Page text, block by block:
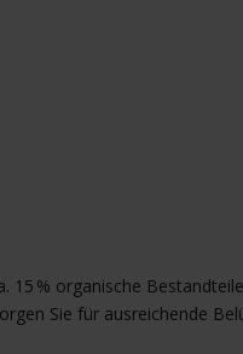
15 % organische
Sie für ausreichende